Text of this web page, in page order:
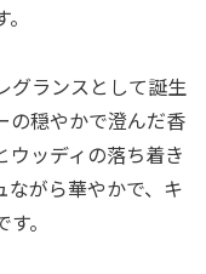
グランスとして誕生
の穏やかで澄んだ香
ウッディの落ち着き
ながら華やかで、キ
。